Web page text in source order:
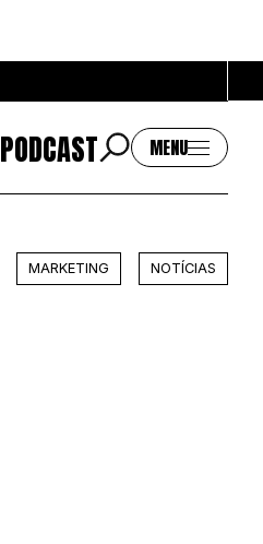
PODCAST MENU
MARKETING NOTÍCIAS